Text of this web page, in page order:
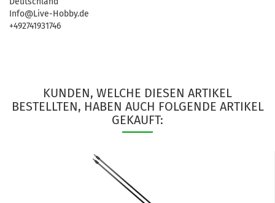
Info@Live-Hobby.de
+492741931746
KUNDEN, WELCHE DIESEN ARTIKEL
BESTELLTEN, HABEN AUCH FOLGENDE ARTIKEL
GEKAUFT: